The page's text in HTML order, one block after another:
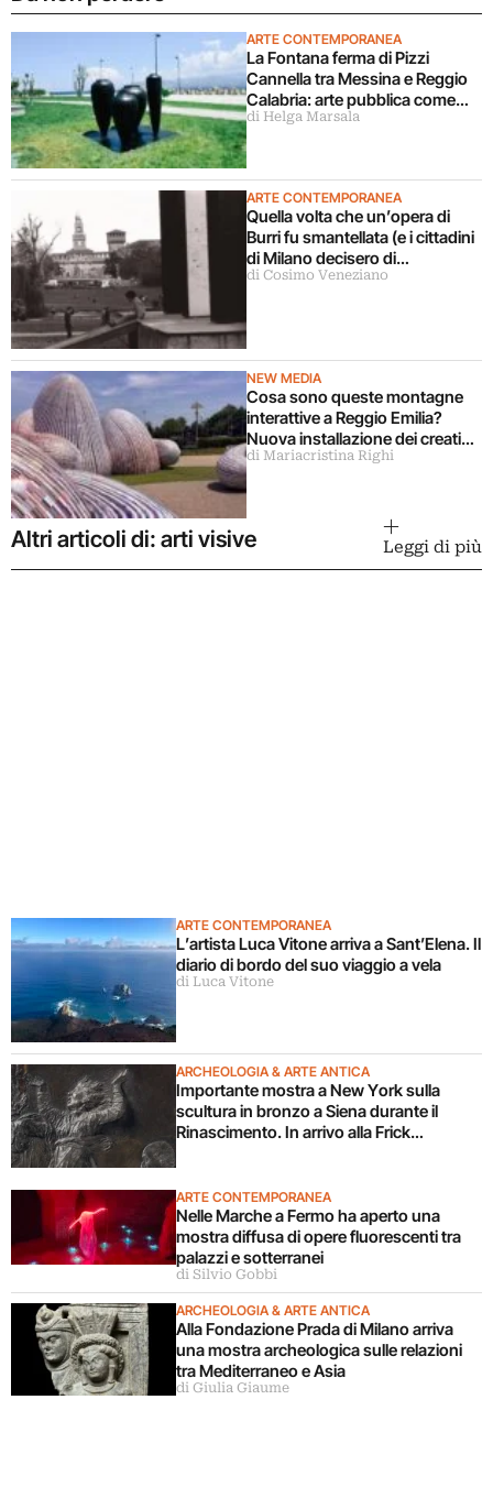
ARTE CONTEMPORANEA
La Fontana ferma di Pizzi
Cannella tra Messina e Reggio
Calabria: arte pubblica come
ponte sullo Stretto (ma è
di Helga Marsala
ARTE CONTEMPORANEA
Quella volta che un’opera di
Burri fu smantellata (e i cittadini
di Milano decisero di
ricostruirla)
di Cosimo Veneziano
NEW MEDIA
Cosa sono queste montagne
interattive a Reggio Emilia?
Nuova installazione dei creativi
che fecero discutere Bologna
di Mariacristina Righi
Altri articoli di: arti visive Leggi di più
ARTE CONTEMPORANEA
L’artista Luca Vitone arriva a Sant’Elena. Il
diario di bordo del suo viaggio a vela
di Luca Vitone
ARCHEOLOGIA & ARTE ANTICA
Importante mostra a New York sulla
scultura in bronzo a Siena durante il
Rinascimento. In arrivo alla Frick
ARTE CONTEMPORANEA
Nelle Marche a Fermo ha aperto una
mostra diffusa di opere fluorescenti tra
palazzi e sotterranei
di Silvio Gobbi
ARCHEOLOGIA & ARTE ANTICA
Alla Fondazione Prada di Milano arriva
una mostra archeologica sulle relazioni
tra Mediterraneo e Asia
di Giulia Giaume